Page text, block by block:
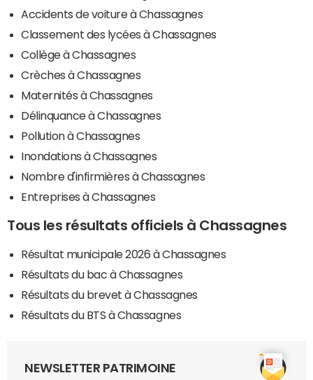
Accidents de voiture à Chassagnes
Classement des lycées à Chassagnes
Collège à Chassagnes
Crèches à Chassagnes
Maternités à Chassagnes
Délinquance à Chassagnes
Pollution à Chassagnes
Inondations à Chassagnes
Nombre d'infirmières à Chassagnes
Entreprises à Chassagnes
Tous les résultats officiels à Chassagnes
Résultat municipale 2026 à Chassagnes
Résultats du bac à Chassagnes
Résultats du brevet à Chassagnes
Résultats du BTS à Chassagnes
NEWSLETTER PATRIMOINE